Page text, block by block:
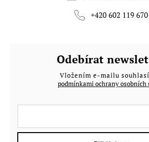
+420 602 119 670
Odebírat
Vložením e-mailu
podmínkami ochrany osobních